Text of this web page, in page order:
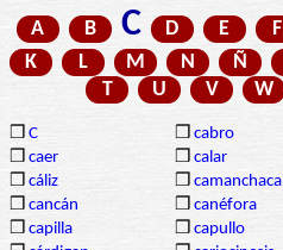
A B C D E F
K
L M N Ñ
T
U V W
❒ C ❒ cabro
❒ caer ❒ calar
❒ cáliz ❒ camanchaca
❒ cancán ❒ canéfora
❒ capilla ❒ capullo